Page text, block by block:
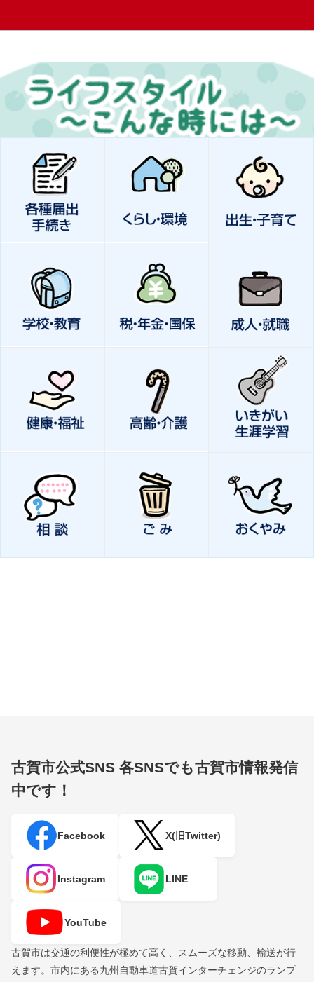
古賀市公式SNS 各SNSでも古賀市情報発信
中です！
Facebook X(旧Twitter)
Instagram LINE
YouTube
古賀市は交通の利便性が極めて高く、スムーズな移動、輸送が行
えます。市内にある九州自動車道古賀インターチェンジのランプ